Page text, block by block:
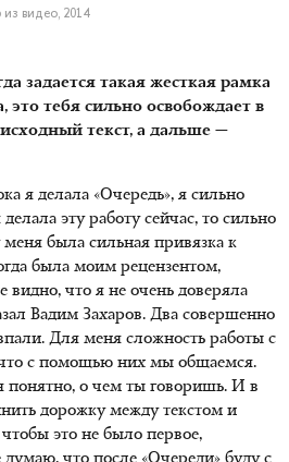
видео, 2014
задается такая жесткая рамка
это тебя сильно освобождает в
текст, а дальше —
я делала «Очередь», я сильно
эту работу сейчас, то сильно
меня была сильная привязка к
была моим рецензентом,
видно, что я не очень доверяла
Вадим Захаров. Два совершенно
Для меня сложность работы с
что с помощью них мы общаемся.
понятно, о чем ты говоришь. И в
дорожку между текстом и
это не было первое,